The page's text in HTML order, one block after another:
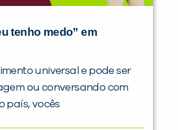
tenho medo” em
universal e pode ser
ou conversando com
país, vocês